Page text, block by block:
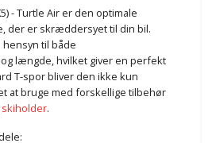
- Turtle Air er den optimale
der er skræddersyet til din bil.
til både
længde, hvilket giver en perfekt
T-spor bliver den ikke kun
at bruge med forskellige tilbehør
skiholder.